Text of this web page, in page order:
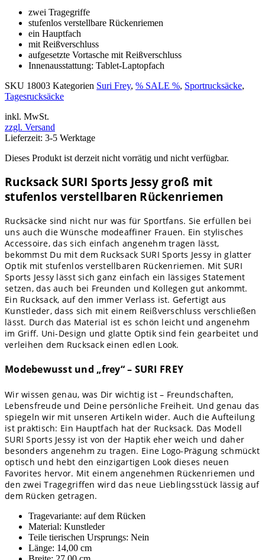
zwei Tragegriffe
stufenlos verstellbare Rückenriemen
ein Hauptfach
mit Reißverschluss
aufgesetzte Vortasche mit Reißverschluss
Innenausstattung: Tablet-Laptopfach
SKU 18003 Kategorien Suri Frey, % SALE %, Sportrucksäcke,
Tagesrucksäcke
inkl. MwSt.
zzgl. Versand
Lieferzeit: 3-5 Werktage
Dieses Produkt ist derzeit nicht vorrätig und nicht verfügbar.
Rucksack SURI Sports Jessy groß mit
stufenlos verstellbaren Rückenriemen
Rucksäcke sind nicht nur was für Sportfans. Sie erfüllen bei
uns auch die Wünsche modeaffiner Frauen. Ein stylisches
Accessoire, das sich einfach angenehm tragen lässt,
bekommst Du mit dem Rucksack SURI Sports Jessy in glatter
Optik mit stufenlos verstellbaren Rückenriemen. Mit SURI
Sports Jessy lässt sich ganz einfach ein lässiges Statement
setzen, das auch bei Freunden und Kollegen gut ankommt.
Ein Rucksack, auf den immer Verlass ist. Gefertigt aus
Kunstleder, dass sich mit einem Reißverschluss verschließen
lässt. Durch das Material ist es schön leicht und angenehm
im Griff. Uni-Design und glatte Optik sind fein gearbeitet und
verleihen dem Rucksack einen edlen Look.
Modebewusst und „frey“ – SURI FREY
Wir wissen genau, was Dir wichtig ist – Freundschaften,
Lebensfreude und Deine persönliche Freiheit. Und genau das
spiegeln wir mit unseren Artikeln wider. Auch die Aufteilung
ist praktisch: Ein Hauptfach hat der Rucksack. Das Modell
SURI Sports Jessy ist von der Haptik eher weich und daher
besonders angenehm zu tragen. Eine Logo-Prägung schmückt
optisch und hebt den einzigartigen Look dieses neuen
Favorites hervor. Mit einem angenehmen Rückenriemen und
den zwei Tragegriffen wird das neue Lieblingsstück lässig auf
dem Rücken getragen.
Tragevariante: auf dem Rücken
Material: Kunstleder
Teile tierischen Ursprungs: Nein
Länge: 14,00 cm